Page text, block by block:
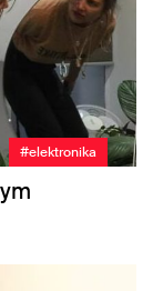
#elektronika